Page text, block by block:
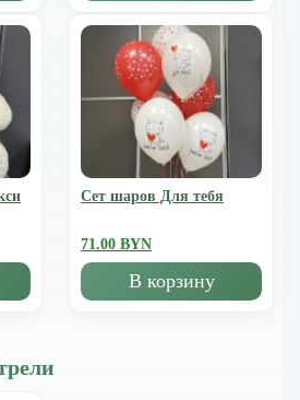
Сет шаров Для тебя
71.00 BYN
В корзину